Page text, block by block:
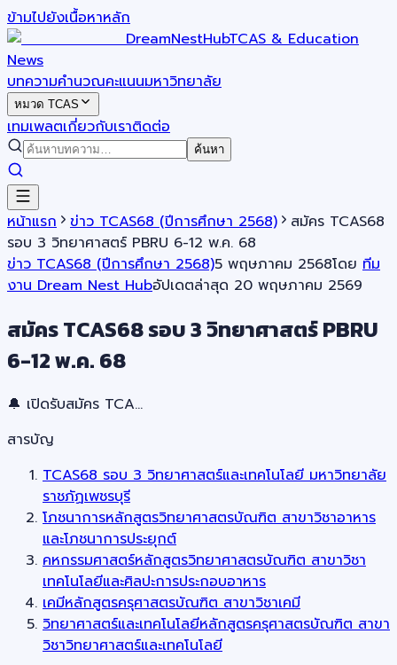
ข้ามไปยังเนื้อหาหลัก
DreamNestHubTCAS & Education
News
บทความคำนวณคะแนนมหาวิทยาลัย
หมวด TCAS
เทมเพลตเกี่ยวกับเราติดต่อ
ค้นหา
หน้าแรก ข่าว TCAS68 (ปีการศึกษา 2568)
สมัคร TCAS68
รอบ 3 วิทยาศาสตร์ PBRU 6-12 พ.ค. 68
ข่าว TCAS68 (ปีการศึกษา 2568)5 พฤษภาคม 2568โดย ทีม
งาน Dream Nest Hubอัปเดตล่าสุด 20 พฤษภาคม 2569
สมัคร TCAS68 รอบ 3 วิทยาศาสตร์ PBRU
6-12 พ.ค. 68
🔔 เปิดรับสมัคร TCA…
สารบัญ
TCAS68 รอบ 3 วิทยาศาสตร์และเทคโนโลยี มหาวิทยาลัย
ราชภัฏเพชรบุรี
โภชนาการหลักสูตรวิทยาศาสตรบัณฑิต สาขาวิชาอาหาร
และโภชนาการประยุกต์
คหกรรมศาสตร์หลักสูตรวิทยาศาสตรบัณฑิต สาขาวิชา
เทคโนโลยีและศิลปะการประกอบอาหาร
เคมีหลักสูตรครุศาสตรบัณฑิต สาขาวิชาเคมี
วิทยาศาสตร์และเทคโนโลยีหลักสูตรครุศาสตรบัณฑิต สาขา
วิชาวิทยาศาสตร์และเทคโนโลยี